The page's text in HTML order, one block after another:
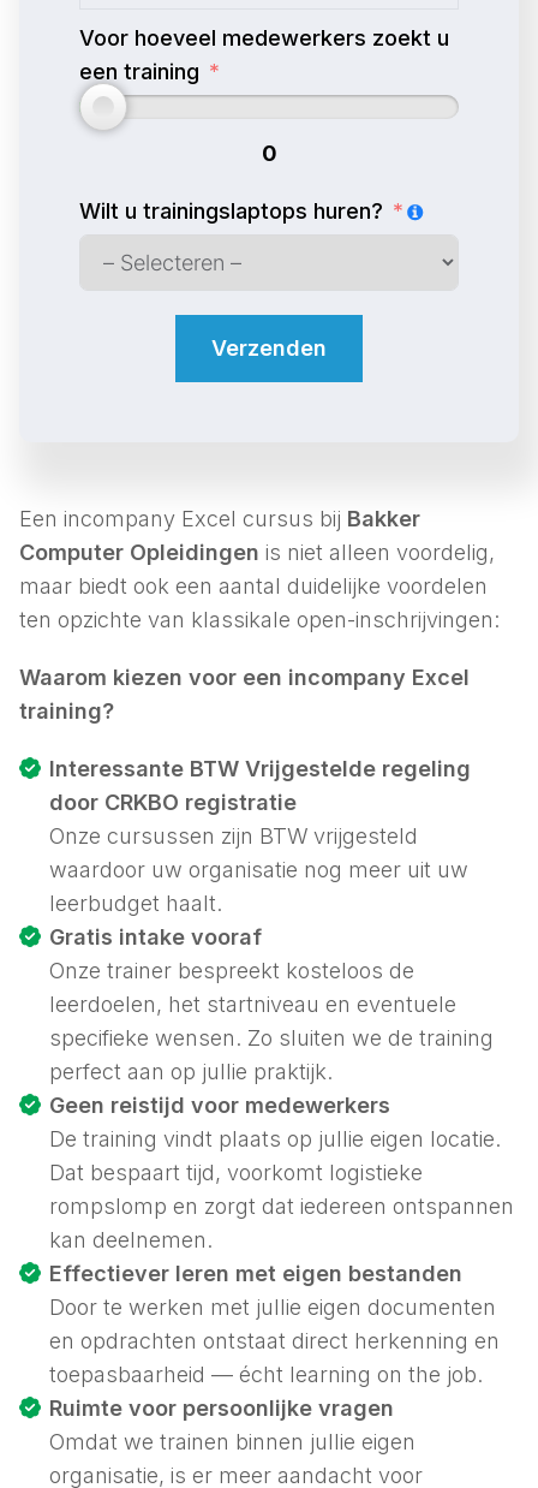
Voor hoeveel medewerkers zoekt u
een training
0
Wilt u trainingslaptops huren?
Verzenden
Een incompany Excel cursus bij Bakker
Computer Opleidingen is niet alleen voordelig,
maar biedt ook een aantal duidelijke voordelen
ten opzichte van klassikale open-inschrijvingen:
Waarom kiezen voor een incompany Excel
training?
Interessante BTW Vrijgestelde regeling
door CRKBO registratie
Onze cursussen zijn BTW vrijgesteld
waardoor uw organisatie nog meer uit uw
leerbudget haalt.
Gratis intake vooraf
Onze trainer bespreekt kosteloos de
leerdoelen, het startniveau en eventuele
specifieke wensen. Zo sluiten we de training
perfect aan op jullie praktijk.
Geen reistijd voor medewerkers
De training vindt plaats op jullie eigen locatie.
Dat bespaart tijd, voorkomt logistieke
rompslomp en zorgt dat iedereen ontspannen
kan deelnemen.
Effectiever leren met eigen bestanden
Door te werken met jullie eigen documenten
en opdrachten ontstaat direct herkenning en
toepasbaarheid — écht learning on the job.
Ruimte voor persoonlijke vragen
Omdat we trainen binnen jullie eigen
organisatie, is er meer aandacht voor